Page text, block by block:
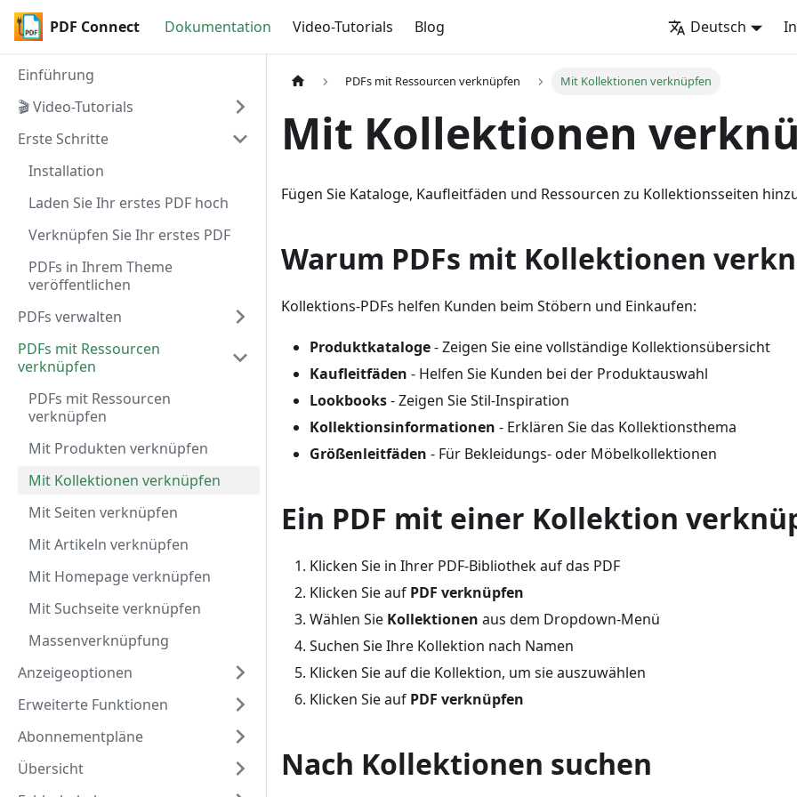
PDF Connect Dokumentation Video-Tutorials Blog Deutsch
Einführung
🎬 Video-Tutorials
Erste Schritte
Installation
Laden Sie Ihr erstes PDF hoch
Verknüpfen Sie Ihr erstes PDF
PDFs in Ihrem Theme
veröffentlichen
PDFs verwalten
PDFs mit Ressourcen
verknüpfen
PDFs mit Ressourcen
verknüpfen
Mit Produkten verknüpfen
Mit Kollektionen verknüpfen
Mit Seiten verknüpfen
Mit Artikeln verknüpfen
Mit Homepage verknüpfen
Mit Suchseite verknüpfen
Massenverknüpfung
Anzeigeoptionen
Erweiterte Funktionen
Abonnementpläne
Übersicht
PDFs mit Ressourcen verknüpfen Mit Kollektionen verknüpfen
Mit Kollektionen
Fügen Sie Kataloge, Kaufleitfäden und Ressourcen zu Kollektionsseiten
Warum PDFs mit Kollektionen
Kollektions-PDFs helfen Kunden beim Stöbern und Einkaufen:
Produktkataloge- Zeigen Sie eine vollständige Kollektionsübersicht
Kaufleitfäden - Helfen Sie Kunden bei der Produktauswahl
Lookbooks- Zeigen Sie Stil-Inspiration
Kollektionsinformationen - Erklären Sie das Kollektionsthema
Größenleitfäden - Für Bekleidungs- oder Möbelkollektionen
Ein PDF mit einer Kollektion
Klicken Sie in Ihrer PDF-Bibliothek auf das PDF
Klicken Sie auf PDF verknüpfen
Wählen Sie Kollektionen aus dem Dropdown-Menü
Suchen Sie Ihre Kollektion nach Namen
Klicken Sie auf die Kollektion, um sie auszuwählen
Klicken Sie auf PDF verknüpfen
Nach Kollektionen suchen